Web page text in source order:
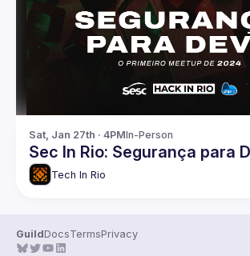
Sat, Jan 27th · 4PMIn-Person
Sec In Rio: Segurança para
Tech In Rio
GuildDocsTermsPrivacy